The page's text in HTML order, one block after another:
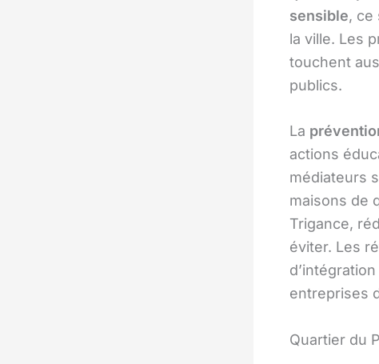
sensible, ce
la ville. Les
touchent
publics.
La
actions
médiateurs
maisons de
Trigance,
éviter. Les
entreprises
Quartier du